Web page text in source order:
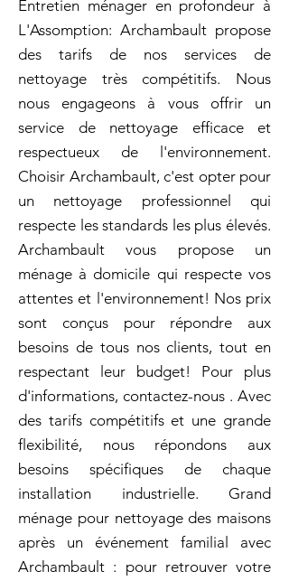
Entretien ménager en profondeur à
L'Assomption: Archambault propose
des tarifs de nos services de
nettoyage très compétitifs. Nous
nous engageons à vous offrir un
service de nettoyage efficace et
respectueux de l'environnement.
Choisir Archambault, c'est opter pour
un nettoyage professionnel qui
respecte les standards les plus élevés.
Archambault vous propose un
ménage à domicile qui respecte vos
attentes et l'environnement! Nos prix
sont conçus pour répondre aux
besoins de tous nos clients, tout en
respectant leur budget! Pour plus
d'informations, contactez-nous . Avec
des tarifs compétitifs et une grande
flexibilité, nous répondons aux
besoins spécifiques de chaque
installation industrielle. Grand
ménage pour nettoyage des maisons
après un événement familial avec
Archambault : pour retrouver votre